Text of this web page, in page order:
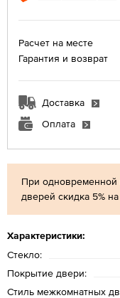
При одновременной
дверей скидка 5% на
Характеристики:
Стекло:
Покрытие двери:
Стиль межкомнатных
Расчет на месте
Гарантия и возврат
Доставка
Оплата